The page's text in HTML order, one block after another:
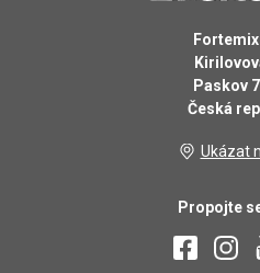
Paskov
Česká
Ukázat
Propojte